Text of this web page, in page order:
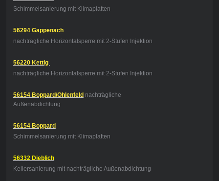
Schimmelsanierung mit Klimaplatten
56294 Gappenach
nachträgliche Horizontalsperre mit 2-Stufen Injektion
56220 Kettig
nachträgliche Horizontalsperre mit 2-Stufen Injektion
56154 Boppard/Ohlenfeld nachträgliche
Außenabdichtung
56154 Boppard
Schimmelsanierung mit Klimaplatten
56332 Dieblich
Kellersanierung mit nachträgliche Außenabdichtung